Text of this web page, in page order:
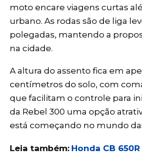
moto encare viagens curtas
urbano. As rodas são de liga
polegadas, mantendo a
na cidade.
A altura do assento fica em
centímetros do solo, com
que facilitam o controle para
da Rebel 300 uma opção
está começando no mundo
Leia também: Honda CB